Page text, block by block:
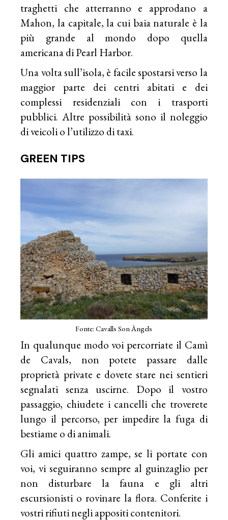
traghetti che atterranno e approdano a
Mahon, la capitale, la cui baia naturale è la
più grande al mondo dopo quella
americana di Pearl Harbor.
Una volta sull’isola, è facile spostarsi verso la
maggior parte dei centri abitati e dei
complessi residenziali con i trasporti
pubblici. Altre possibilità sono il noleggio
di veicoli o l’utilizzo di taxi.
GREEN TIPS
Fonte: Cavalls Son Àngels
In qualunque modo voi percorriate il Camì
de Cavals, non potete passare dalle
proprietà private e dovete stare nei sentieri
segnalati senza uscirne. Dopo il vostro
passaggio, chiudete i cancelli che troverete
lungo il percorso, per impedire la fuga di
bestiame o di animali.
Gli amici quattro zampe, se li portate con
voi, vi seguiranno sempre al guinzaglio per
non disturbare la fauna e gli altri
escursionisti o rovinare la flora. Conferite i
vostri rifiuti negli appositi contenitori.